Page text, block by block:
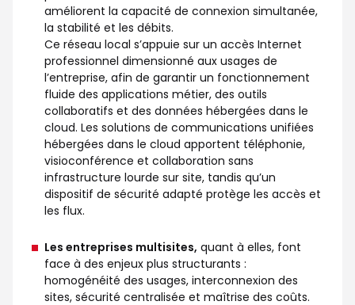
améliorent la capacité de connexion simultanée,
la stabilité et les débits.
Ce réseau local s’appuie sur un accès Internet
professionnel dimensionné aux usages de
l’entreprise, afin de garantir un fonctionnement
fluide des applications métier, des outils
collaboratifs et des données hébergées dans le
cloud. Les solutions de communications unifiées
hébergées dans le cloud apportent téléphonie,
visioconférence et collaboration sans
infrastructure lourde sur site, tandis qu’un
dispositif de sécurité adapté protège les accès et
les flux.
Les entreprises multisites, quant à elles, font
face à des enjeux plus structurants :
homogénéité des usages, interconnexion des
sites, sécurité centralisée et maîtrise des coûts.